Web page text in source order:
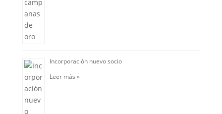
Incorporación nuevo socio
Leer más »